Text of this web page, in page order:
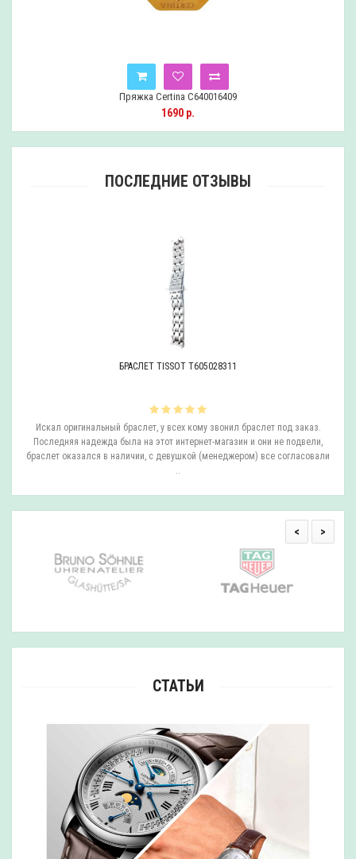
Пряжка Certina C640016409
1690 р.
ПОСЛЕДНИЕ ОТЗЫВЫ
БРАСЛЕТ TISSOT T605028311
Искал оригинальный браслет, у всех кому звонил браслет под заказ.
Последняя надежда была на этот интернет-магазин и они не подвели,
браслет оказался в наличии, с девушкой (менеджером) все согласовали
..
< >
СТАТЬИ